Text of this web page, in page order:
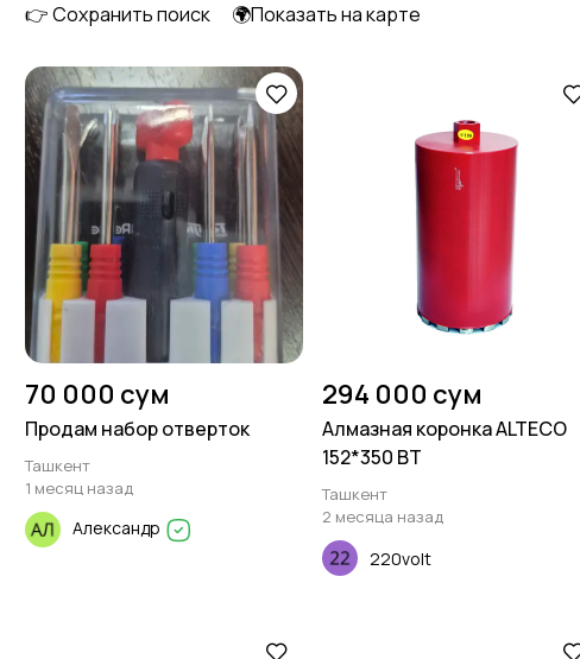
👉 Сохранить поиск 🌍Показать на карте
70 000 сум
Продам набор отверток
Ташкент
1 месяц назад
Александр
294 000 сум
Алмазная коронка ALTECO
152*350 ВТ
Ташкент
2 месяца назад
220volt